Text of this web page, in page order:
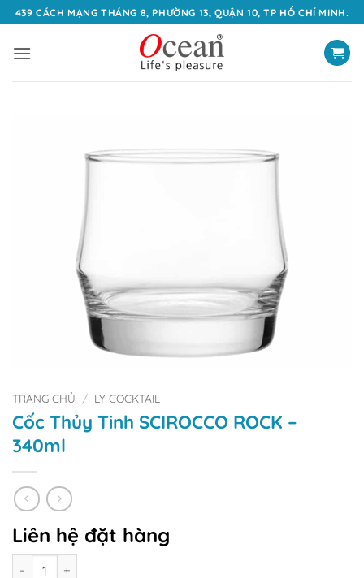
qua
nội
439 CÁCH MẠNG THÁNG 8, PHƯỜNG 13, QUẬN 10, TP HỒ CHÍ MINH.
TRANG CHỦ / LY COCKTAIL
Cốc Thủy Tinh SCIROCCO ROCK –
340ml
Liên hệ đặt hàng
Số lượng